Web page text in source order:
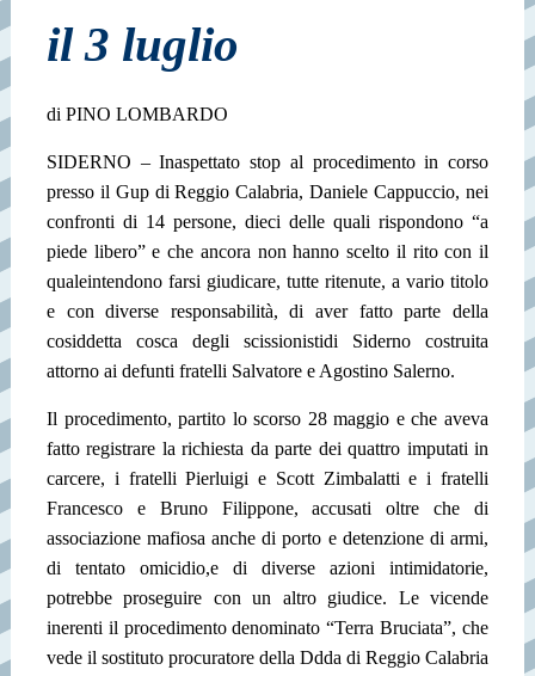
il 3 luglio
di PINO LOMBARDO
SIDERNO – Inaspettato stop al procedimento in corso
presso il Gup di Reggio Calabria, Daniele Cappuccio, nei
confronti di 14 persone, dieci delle quali rispondono “a
piede libero” e che ancora non hanno scelto il rito con il
qualeintendono farsi giudicare, tutte ritenute, a vario titolo
e con diverse responsabilità, di aver fatto parte della
cosiddetta cosca degli scissionistidi Siderno costruita
attorno ai defunti fratelli Salvatore e Agostino Salerno.
Il procedimento, partito lo scorso 28 maggio e che aveva
fatto registrare la richiesta da parte dei quattro imputati in
carcere, i fratelli Pierluigi e Scott Zimbalatti e i fratelli
Francesco e Bruno Filippone, accusati oltre che di
associazione mafiosa anche di porto e detenzione di armi,
di tentato omicidio,e di diverse azioni intimidatorie,
potrebbe proseguire con un altro giudice.
Le vicende
inerenti il procedimento denominato “Terra Bruciata”, che
vede il sostituto procuratore della Ddda di Reggio Calabria